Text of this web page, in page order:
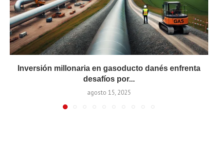
Inversión millonaria en gasoducto danés enfrenta
desafíos por...
agosto 15, 2025